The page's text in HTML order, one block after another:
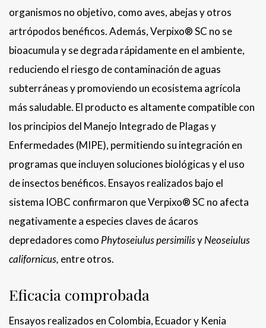
organismos no objetivo, como aves, abejas y otros
artrópodos benéficos. Además, Verpixo® SC no se
bioacumula y se degrada rápidamente en el ambiente,
reduciendo el riesgo de contaminación de aguas
subterráneas y promoviendo un ecosistema agrícola
más saludable. El producto es altamente compatible con
los principios del Manejo Integrado de Plagas y
Enfermedades (MIPE), permitiendo su integración en
programas que incluyen soluciones biológicas y el uso
de insectos benéficos. Ensayos realizados bajo el
sistema IOBC confirmaron que Verpixo® SC no afecta
negativamente a especies claves de ácaros
depredadores como Phytoseiulus persimilisyNeoseiulus
californicus, entre otros.
Eficacia comprobada
Ensayos realizados en Colombia, Ecuador y Kenia